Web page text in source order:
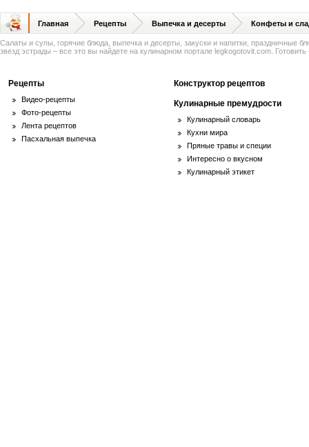
Главная Рецепты Выпечка и десерты Конфеты и
Салаты и супы, горячие блюда, выпечка и десерты, закуски и напитки, праздничные
звезд эстрады – все это вы найдете на кулинарном портале legkogotovit.com. Готовить
Рецепты
Видео-рецепты
Фото-рецепты
Лента рецептов
Пасхальная выпечка
Конструктор рецептов
Кулинарные премудрости
Кулинарный словарь
Кухни мира
Пряные травы и специи
Интересно о вкусном
Кулинарный этикет